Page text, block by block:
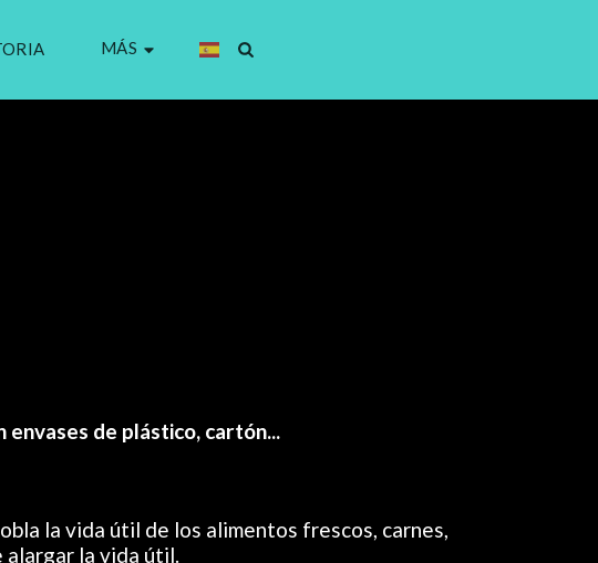
MÁS
de plástico, cartón...
la vida útil de los alimentos frescos, carnes,
alargar la vida útil.